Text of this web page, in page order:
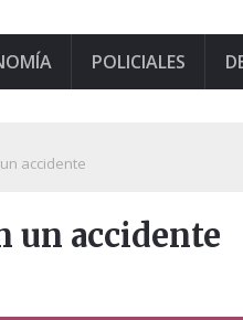
POLICIALES
accidente
un accidente